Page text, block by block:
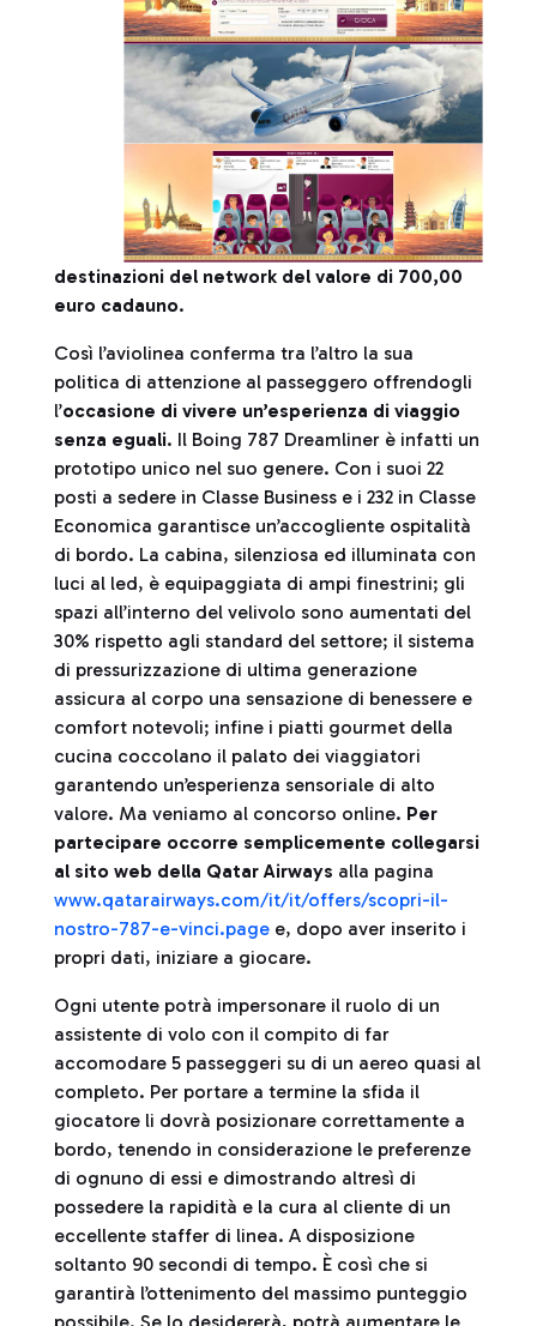
destinazioni del network del valore di 700,00
euro cadauno.
Così l’aviolinea conferma tra l’altro la sua
politica di attenzione al passeggero offrendogli
l’occasione di vivere un’esperienza di viaggio
senza eguali. Il Boing 787 Dreamliner è infatti un
prototipo unico nel suo genere. Con i suoi 22
posti a sedere in Classe Business e i 232 in Classe
Economica garantisce un’accogliente ospitalità
di bordo. La cabina, silenziosa ed illuminata con
luci al led, è equipaggiata di ampi finestrini; gli
spazi all’interno del velivolo sono aumentati del
30% rispetto agli standard del settore; il sistema
di pressurizzazione di ultima generazione
assicura al corpo una sensazione di benessere e
comfort notevoli; infine i piatti gourmet della
cucina coccolano il palato dei viaggiatori
garantendo un’esperienza sensoriale di alto
valore. Ma veniamo al concorso online. Per
partecipare occorre semplicemente collegarsi
al sito web della Qatar Airways alla pagina
www.qatarairways.com/it/it/offers/scopri-il-
nostro-787-e-vinci.page e, dopo aver inserito i
propri dati, iniziare a giocare.
Ogni utente potrà impersonare il ruolo di un
assistente di volo con il compito di far
accomodare 5 passeggeri su di un aereo quasi al
completo. Per portare a termine la sfida il
giocatore li dovrà posizionare correttamente a
bordo, tenendo in considerazione le preferenze
di ognuno di essi e dimostrando altresì di
possedere la rapidità e la cura al cliente di un
eccellente staffer di linea. A disposizione
soltanto 90 secondi di tempo. È così che si
garantirà l’ottenimento del massimo punteggio